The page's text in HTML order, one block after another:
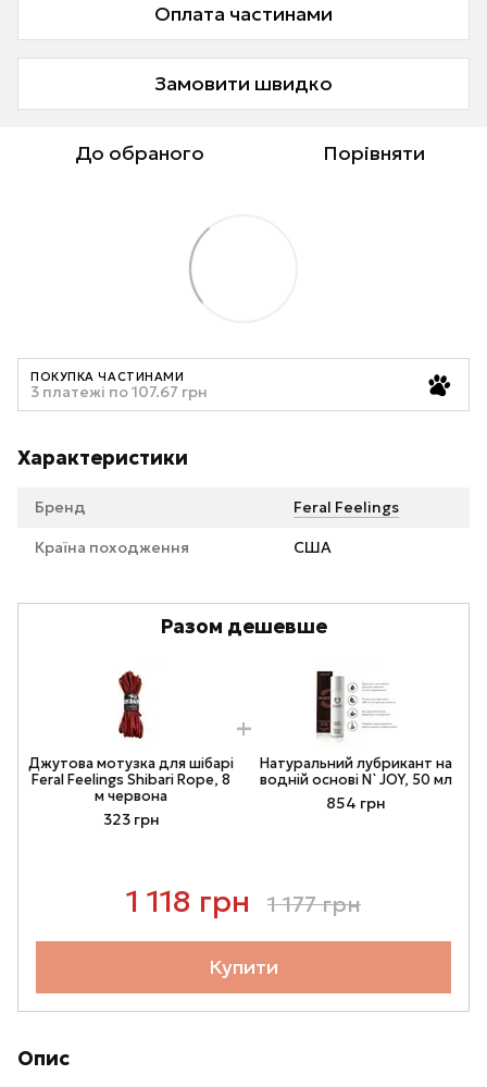
Оплата частинами
Замовити швидко
До обраного Порівняти
ПОКУПКА ЧАСТИНАМИ
3 платежі по 107.67 грн
Характеристики
Бренд Feral Feelings
Країна походження США
Разом дешевше
Джутова мотузка для шібарі
Feral Feelings Shibari Rope, 8
м червона
323 грн
Натуральний лубрикант на
водній основі N`JOY, 50 мл
854 грн
1 118 грн 1 177 грн
Купити
Опис